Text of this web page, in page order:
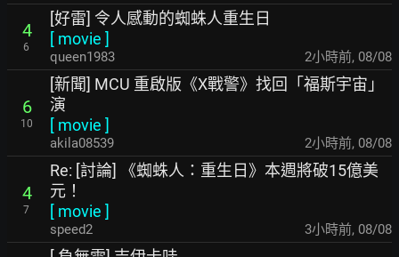
4
6
[好雷] 令人感動的蜘蛛人重生日
[ movie ]
queen1983 2小時前, 08/08
6
10
[新聞] MCU 重啟版《X戰警》找回「福斯宇宙」
演
[ movie ]
akila08539 2小時前, 08/08
4
7
Re: [討論] 《蜘蛛人：重生日》本週將破15億美
元！
[ movie ]
speed2 3小時前, 08/08